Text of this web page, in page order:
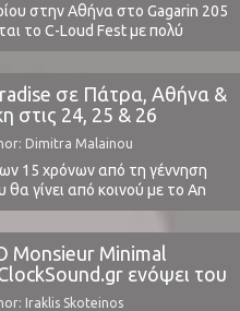
στην Αθήνα στο Gagarin 205
το C-Loud Fest με πολύ
line-up από την εγχώρια
ClockSound, εκ των χορηγών
φεστιβάλ, θα βρεθεί στο
καλύψει αυτήν την πολύ
και να σας μεταφέρει
νέας προσπάθειας
...
σε Πάτρα, Αθήνα &
στις 24, 25 & 26
Dimitra Malainou
15 χρόνων από τη γέννηση
θα γίνει από κοινού με το An
πορείας του, στάθηκε
φεστιβάλ που θα λάβει
από την Πέμπτη 23 έως και
Το τετραήμερο αυτό
Monsieur Minimal
ενόψει του
Iraklis Skoteinos